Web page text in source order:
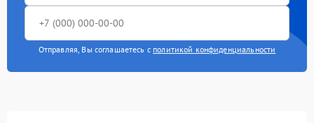
Отправляя, Вы соглашаетесь с политикой конфиденциальности